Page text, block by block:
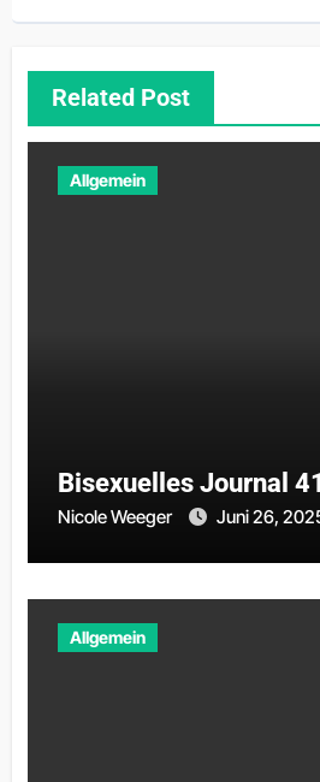
Related Post
Allgemein
Bisexuelles Journal
Nicole Weeger Juni 26,
Allgemein